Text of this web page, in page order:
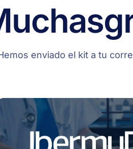
enviado el kit a tu